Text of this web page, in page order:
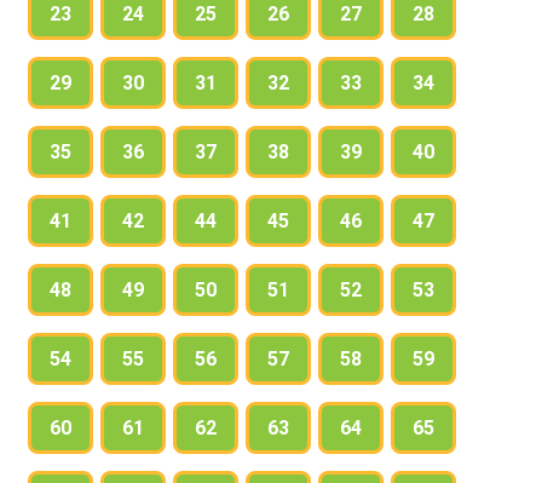
23 24 25 26 27 28
29 30 31 32 33 34
35 36 37 38 39 40
41 42 44 45 46 47
48 49 50 51 52 53
54 55 56 57 58 59
60 61 62 63 64 65